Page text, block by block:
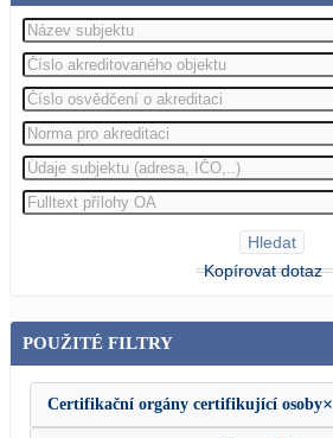
Hledat
Kopírovat dotaz
POUŽITÉ FILTRY
Certifikační orgány certifikující osoby×